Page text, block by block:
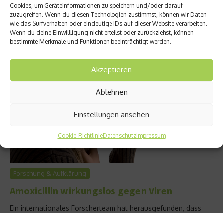
Cookies, um Geräteinformationen zu speichern und/oder darauf
zuzugreifen. Wenn du diesen Technologien zustimmst, können wir Daten
wie das Surfverhalten oder eindeutige IDs auf dieser Website verarbeiten.
Wenn du deine Einwillligung nicht erteilst oder zurückziehst, können
bestimmte Merkmale und Funktionen beeinträchtigt werden.
Akzeptieren
Ablehnen
Einstellungen ansehen
Cookie-RichtlinieDatenschutzImpressum
schmerzen. Aber ab wann ist es sinnvoll, sich die Mandeln
entfernen zu lassen?...
Weiterlesen
Forschung & Aufklärung
Amoxicillin wirkungslos gegen Viren
Ein internationales Forscherteam hat herausgefunden, dass